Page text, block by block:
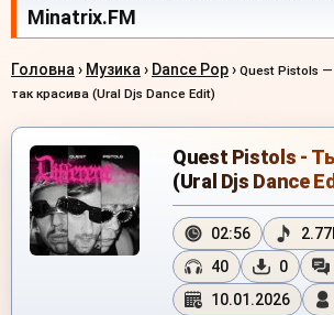
Minatrix.FM
Головна › Музика › Dance Pop› Quest Pistols
так красива (Ural Djs Dance Edit)
Quest Pistols -
(Ural Djs Dance
02:56
40 0
10.01.2026